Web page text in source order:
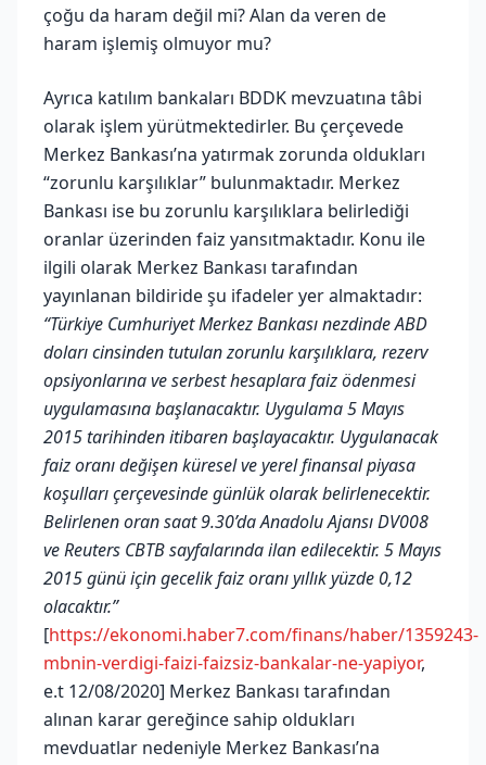
çoğu da haram değil mi? Alan da veren de
haram işlemiş olmuyor mu?
Ayrıca katılım bankaları BDDK mevzuatına tâbi
olarak işlem yürütmektedirler. Bu çerçevede
Merkez Bankası’na yatırmak zorunda oldukları
“zorunlu karşılıklar” bulunmaktadır. Merkez
Bankası ise bu zorunlu karşılıklara belirlediği
oranlar üzerinden faiz yansıtmaktadır. Konu ile
ilgili olarak Merkez Bankası tarafından
yayınlanan bildiride şu ifadeler yer almaktadır:
“Türkiye Cumhuriyet Merkez Bankası nezdinde ABD
doları cinsinden tutulan zorunlu karşılıklara, rezerv
opsiyonlarına ve serbest hesaplara faiz ödenmesi
uygulamasına başlanacaktır. Uygulama 5 Mayıs
2015 tarihinden itibaren başlayacaktır. Uygulanacak
faiz oranı değişen küresel ve yerel finansal piyasa
koşulları çerçevesinde günlük olarak belirlenecektir.
Belirlenen oran saat 9.30’da Anadolu Ajansı DV008
ve Reuters CBTB sayfalarında ilan edilecektir. 5 Mayıs
2015 günü için gecelik faiz oranı yıllık yüzde 0,12
olacaktır.”
[https://ekonomi.haber7.com/finans/haber/1359243-
mbnin-verdigi-faizi-faizsiz-bankalar-ne-yapiyor,
e.t 12/08/2020] Merkez Bankası tarafından
alınan karar gereğince sahip oldukları
mevduatlar nedeniyle Merkez Bankası’na